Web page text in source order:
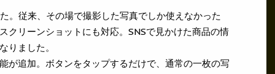
。従来、その場で撮影した写真でしか使えなかった
クリーンショットにも対応。SNSで見かけた商品の情
りました。
が追加。ボタンをタップするだけで、通常の一枚の写